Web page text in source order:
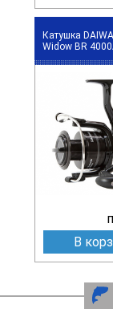
Катушка
Widow BR
В